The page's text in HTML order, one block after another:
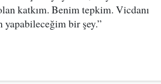
katkım. Benim tepkim. Vicdanı
bir şey.”